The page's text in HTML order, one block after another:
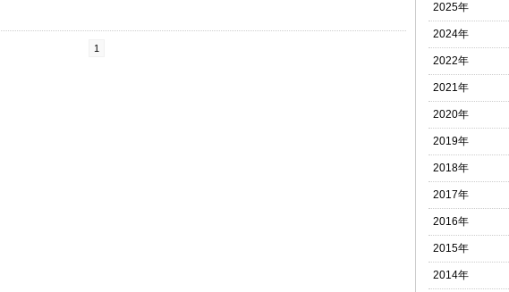
1
2025年
2024年
2022年
2021年
2020年
2019年
2018年
2017年
2016年
2015年
2014年